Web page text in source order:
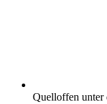
Quelloffen unter